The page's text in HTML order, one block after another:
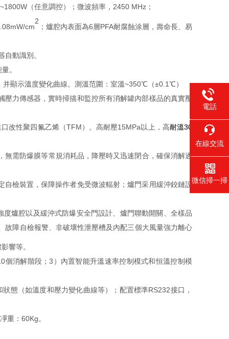
（任意調控）；微波頻率，2450 MHz；
cm
2
；爐腔內表面為6層PFA耐腐蝕涂層，壽命長、易
動識別。
。
顯示溫度變化曲線。測溫范圍：室溫~350℃（±0.1℃）
力傳感器，實時掃描和監控所有消解罐內部樣品的真實壓
改性聚四氟乙烯（TFM）。高耐壓15MPa以上，高耐溫30
無需防爆膜等常規消耗品，降壓時又迅速閉合，確保消解過
檢裝置，保障操作者免受微波輻射；爐門采用緩沖鉸鏈設
爐腔以及緩沖式防爆安全門設計、爐門聯動開關、全樣品
障自檢報警、非破壞性泄壓槽及內配三個大風量強力離心
響等。
消解階段；3）內置智能升溫速率控制模式和恒溫控制模
態（如溫度和壓力變化曲線等）；配置標準RS232接口，
重：60Kg。
電話
李
在線交流
微信掃一掃